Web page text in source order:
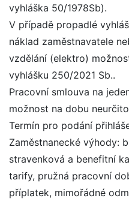
vyhláška 50/1978Sb).
V případě propadlé
náklad zaměstnavatele
vzdělání (elektro)
vyhlášku 250/2021 Sb..
Pracovní smlouva na
možnost na dobu
Termín pro podání
Zaměstnanecké výhody:
stravenková a benefitní
tarify, pružná pracovní
příplatek, mimořádné